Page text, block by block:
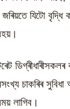
জৰিয়তে যিটো
ডিগ্ৰীধাৰীসকলৰ
চাকৰিৰ
লাগিব।